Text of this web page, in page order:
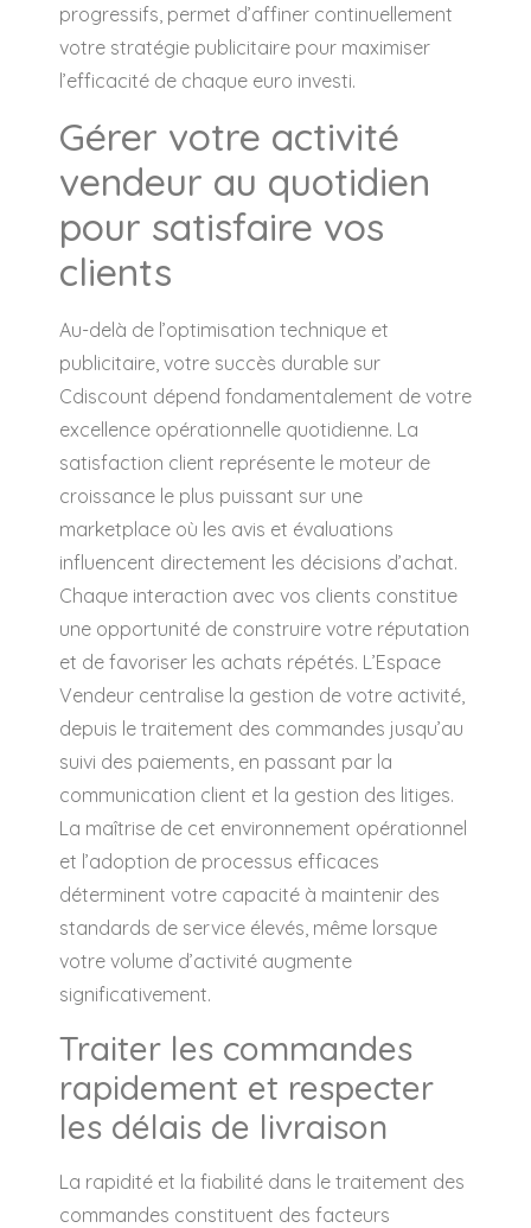
progressifs, permet d’affiner continuellement
votre stratégie publicitaire pour maximiser
l’efficacité de chaque euro investi.
Gérer votre activité
vendeur au quotidien
pour satisfaire vos
clients
Au-delà de l’optimisation technique et
publicitaire, votre succès durable sur
Cdiscount dépend fondamentalement de votre
excellence opérationnelle quotidienne. La
satisfaction client représente le moteur de
croissance le plus puissant sur une
marketplace où les avis et évaluations
influencent directement les décisions d’achat.
Chaque interaction avec vos clients constitue
une opportunité de construire votre réputation
et de favoriser les achats répétés. L’Espace
Vendeur centralise la gestion de votre activité,
depuis le traitement des commandes jusqu’au
suivi des paiements, en passant par la
communication client et la gestion des litiges.
La maîtrise de cet environnement opérationnel
et l’adoption de processus efficaces
déterminent votre capacité à maintenir des
standards de service élevés, même lorsque
votre volume d’activité augmente
significativement.
Traiter les commandes
rapidement et respecter
les délais de livraison
La rapidité et la fiabilité dans le traitement des
commandes constituent des facteurs